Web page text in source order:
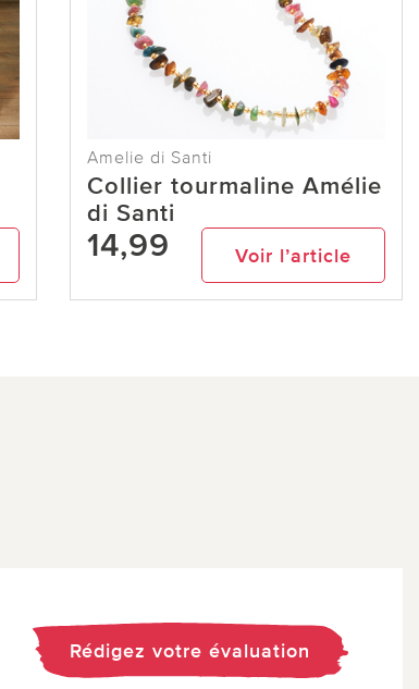
Amelie di Santi
Collier tourmaline Amélie
di Santi
14,99 Voir l’article
Rédigez votre évaluation